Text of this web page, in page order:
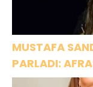
MUSTAFA
PARLADI: